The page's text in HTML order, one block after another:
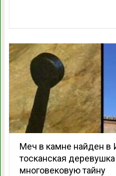
Меч в камне найден в
тосканская деревушка
многовековую тайну